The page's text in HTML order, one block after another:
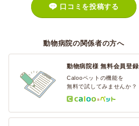
口コミを投稿する
動物病院の関係者の方へ
動物病院様 無料会員登録
Calooペットの機能を
無料で試してみませんか？